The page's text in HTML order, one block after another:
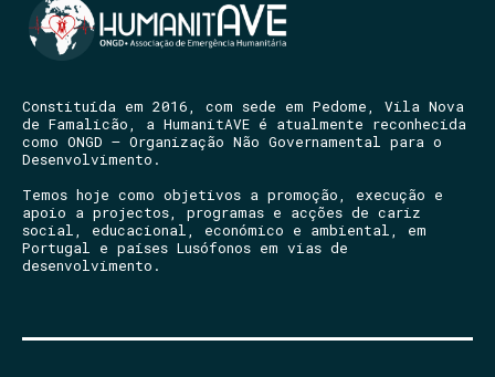
Constituída em 2016, com sede em Pedome, Vila Nova
de Famalicão, a HumanitAVE é atualmente reconhecida
como ONGD – Organização Não Governamental para o
Desenvolvimento.
Temos hoje como objetivos a promoção, execução e
apoio a projectos, programas e acções de cariz
social, educacional, económico e ambiental, em
Portugal e países Lusófonos em vias de
desenvolvimento.